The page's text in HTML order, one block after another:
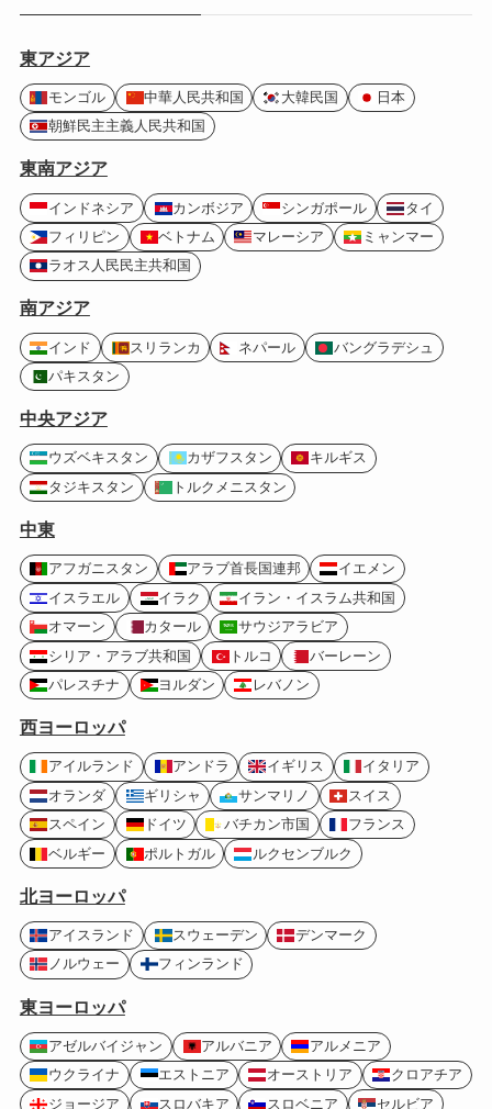
東アジア
モンゴル 中華人民共和国 大韓民国
日本
朝鮮民主主義人民共和国
東南アジア
インドネシア カンボジア シンガポール
タイ
フィリピン
ベトナム マレーシア
ミャンマー
ラオス人民民主共和国
南アジア
インド スリランカ ネパール
バングラデシュ
パキスタン
中央アジア
ウズベキスタン カザフスタン
キルギス
タジキスタン
トルクメニスタン
中東
アフガニスタン アラブ首長国連邦
イエメン
イスラエル
イラク
イラン・イスラム共和国
オマーン
カタール
サウジアラビア
シリア・アラブ共和国
トルコ
バーレーン
パレスチナ
ヨルダン レバノン
西ヨーロッパ
アイルランド アンドラ イギリス
イタリア
オランダ
ギリシャ サンマリノ
スイス
スペイン
ドイツ バチカン市国
フランス
ベルギー
ポルトガル ルクセンブルク
北ヨーロッパ
アイスランド スウェーデン
デンマーク
ノルウェー
フィンランド
東ヨーロッパ
アゼルバイジャン アルバニア
アルメニア
ウクライナ
エストニア オーストリア
クロアチア
ジョージア
スロバキア スロベニア
セルビア